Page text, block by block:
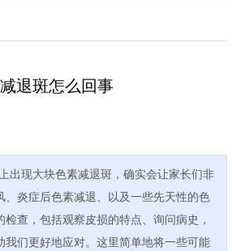
退斑怎么回事
出现大块色素减退斑，确实会让家长们非
炎症后色素减退、以及一些先天性的色
查，包括观察皮损的特点、询问病史，
们更好地应对。这里简单地将一些可能